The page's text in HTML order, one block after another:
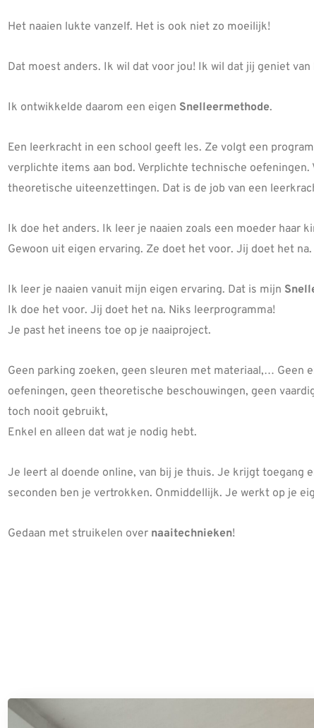
Het naaien lukte vanzelf. Het is ook niet zo moeilijk!
Dat moest anders. Ik wil dat voor jou! Ik wil dat jij geniet van
Ik ontwikkelde daarom een eigen Snelleermethode.
Een leerkracht in een school geeft les. Ze volgt een
verplichte items aan bod. Verplichte technische oefeningen.
theoretische uiteenzettingen. Dat is de job van een
Ik doe het anders. Ik leer je naaien zoals een moeder haar
Gewoon uit eigen ervaring. Ze doet het voor. Jij doet het
Ik leer je naaien vanuit mijn eigen ervaring. Dat is mijn
Ik doe het voor. Jij doet het na. Niks leerprogramma!
Je past het ineens toe op je naaiproject.
Geen parking zoeken, geen sleuren met materiaal,… Geen
oefeningen, geen theoretische beschouwingen, geen
toch nooit gebruikt,
Enkel en alleen dat wat je nodig hebt.
Je leert al doende online, van bij je thuis. Je krijgt toegang
seconden ben je vertrokken. Onmiddellijk. Je werkt op je
Gedaan met struikelen over naaitechnieken!